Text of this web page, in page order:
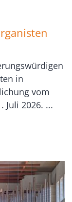
in
vom
Juli 2026. ...